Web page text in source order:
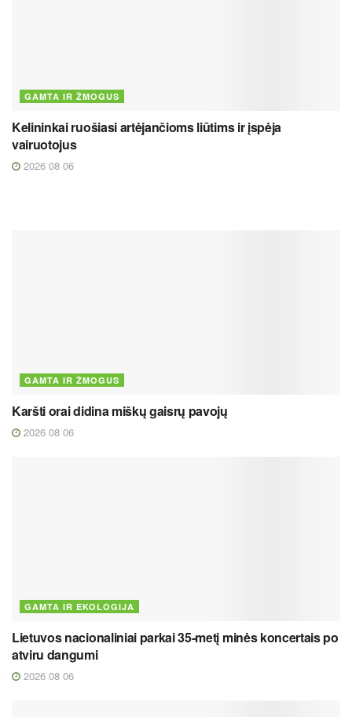
GAMTA IR ŽMOGUS
Kelininkai ruošiasi artėjančioms liūtims ir įspėja
vairuotojus
2026 08 06
GAMTA IR ŽMOGUS
Karšti orai didina miškų gaisrų pavojų
2026 08 06
GAMTA IR EKOLOGIJA
Lietuvos nacionaliniai parkai 35-metį minės koncertais po
atviru dangumi
2026 08 06